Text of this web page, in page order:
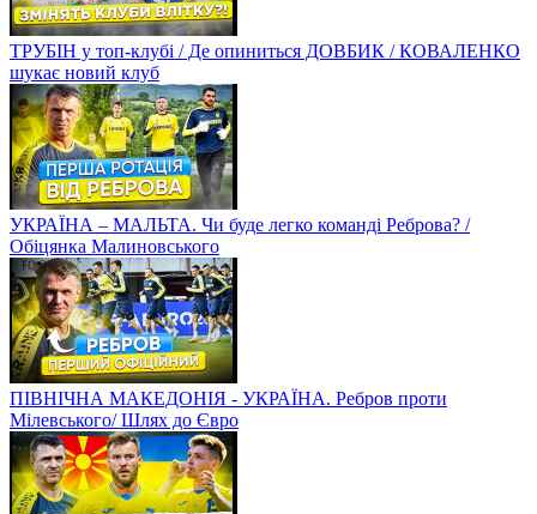
ТРУБІН у топ-клубі / Де опиниться ДОВБИК / КОВАЛЕНКО
шукає новий клуб
УКРАЇНА – МАЛЬТА. Чи буде легко команді Реброва? /
Обіцянка Малиновського
ПІВНІЧНА МАКЕДОНІЯ - УКРАЇНА. Ребров проти
Мілевського/ Шлях до Євро